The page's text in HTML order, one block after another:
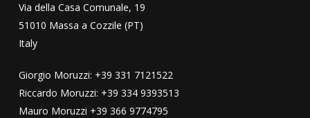
Via della Casa Comunale, 19
51010 Massa a Cozzile (PT)
Italy
Giorgio Moruzzi: +39 331 7121522
Riccardo Moruzzi: +39 334 9393513
Mauro Moruzzi +39 366 9774795